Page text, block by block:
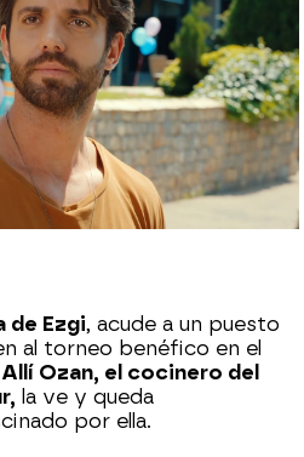
de 2021, 23:18
de Ezgi, acude a un puesto
al torneo benéfico en el
Allí Ozan, el cocinero del
la ve y queda
por ella.